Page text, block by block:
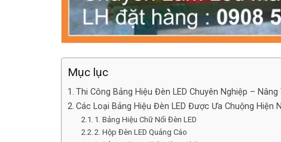
Mục lục
Thi Công Bảng Hiệu Đèn LED Chuyên Nghiệp –
Các Loại Bảng Hiệu Đèn LED Được Ưa Chuộng Hiện
1. Bảng Hiệu Chữ Nổi Đèn LED
2. Hộp Đèn LED Quảng Cáo